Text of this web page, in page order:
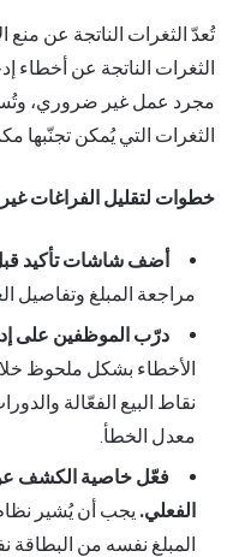
تُعدّ الثغرات الناتجة عن
الثغرات الناتجة عن أخطاء
مجرد عمل غير ضروري،
الثغرات التي يُمكن تجنّبها
خطوات لتقليل الفراغات
أضف شاشات تأكيد
مراجعة المبلغ وتفاصيل
درّب الموظفين على
الأخطاء بشكل ملحوظ
نقاط البيع الفعّالة
معدل الخطأ.
فعّل خاصية الكشف
الفعلي. يجب أن يُشير
المبلغ نفسه من البطاقة